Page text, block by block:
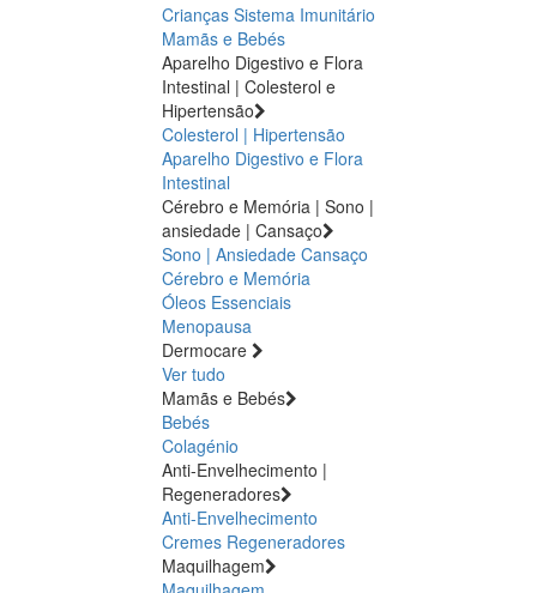
Crianças Sistema Imunitário
Mamãs e Bebés
Aparelho Digestivo e Flora
Intestinal | Colesterol e
Hipertensão
Colesterol | Hipertensão
Aparelho Digestivo e Flora
Intestinal
Cérebro e Memória | Sono |
ansiedade | Cansaço
Sono | Ansiedade Cansaço
Cérebro e Memória
Óleos Essenciais
Menopausa
Dermocare
Ver tudo
Mamãs e Bebés
Bebés
Colagénio
Anti-Envelhecimento |
Regeneradores
Anti-Envelhecimento
Cremes Regeneradores
Maquilhagem